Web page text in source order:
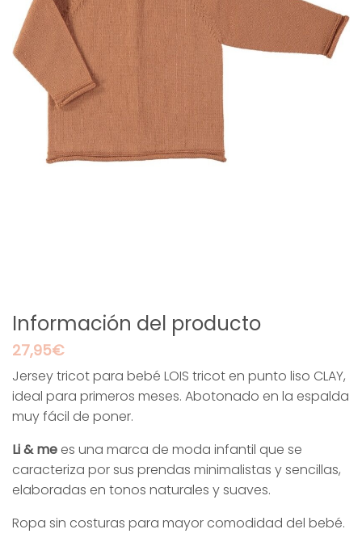
Información del producto
27,95€
Jersey tricot para bebé LOIS tricot en punto liso CLAY,
ideal para primeros meses. Abotonado en la espalda
muy fácil de poner.
Li & me es una marca de moda infantil que se
caracteriza por sus prendas minimalistas y sencillas,
elaboradas en tonos naturales y suaves.
Ropa sin costuras para mayor comodidad del bebé.